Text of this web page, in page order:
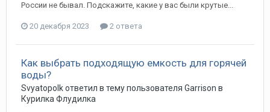
России не бывал. Подскажите, какие у вас были крутые...
20 декабря 2023 2 ответа
Как выбрать подходящую емкость для горячей
воды?
Svyatopolkответил в тему пользователя Garrison в
Курилка Флудилка